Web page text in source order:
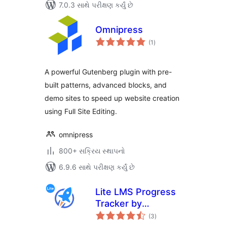
7.0.3 સાથે પરીક્ષણ કર્યું છે
Omnipress
(1 કુલ
રેટિંગ્સ
)
A powerful Gutenberg plugin with pre-
built patterns, advanced blocks, and
demo sites to speed up website creation
using Full Site Editing.
omnipress
800+ સક્રિય સ્થાપનો
6.9.6 સાથે પરીક્ષણ કર્યું છે
Lite LMS Progress
Tracker by
LifterLMS – Simple
(3કુલ
રેટિંગ્સ
)